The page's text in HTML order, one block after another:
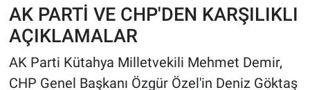
AK PARTİ VE CHP'DEN KARŞILIKLI
AÇIKLAMALAR
AK Parti Kütahya Milletvekili Mehmet Demir,
CHP Genel Başkanı Özgür Özel'in Deniz Göktaş